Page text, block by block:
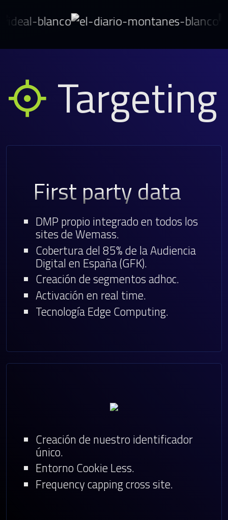
Targeting
First party data
DMP propio integrado en todos los
sites de Wemass.
Cobertura del 85% de la Audiencia
Digital en España (GFK).
Creación de segmentos adhoc.
Activación en real time.
Tecnología Edge Computing.
Creación de nuestro identificador
único.
Entorno Cookie Less.
Frequency capping cross site.